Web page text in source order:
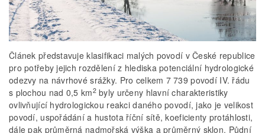
Článek představuje klasifikaci malých povodí v České republice
pro potřeby jejich rozdělení z hlediska potenciální hydrologické
odezvy na návrhové srážky. Pro celkem 7 739 povodí IV. řádu
s plochou nad 0,5 km2byly určeny hlavní charakteristiky
ovlivňující hydrologickou reakci daného povodí, jako je velikost
povodí, uspořádání a hustota říční sítě, koeficienty protáhlosti,
dále pak průměrná nadmořská výška a průměrný sklon. Půdní